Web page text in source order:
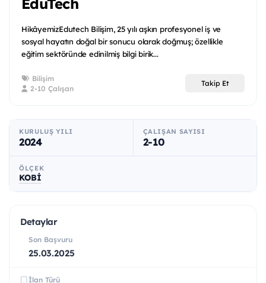
EduTech
Hikâyemiz​Edutech Bilişim, 25 yılı aşkın profesyonel iş ve
sosyal hayatın doğal bir sonucu olarak doğmuş; özellikle
eğitim sektöründe edinilmiş bilgi birik...
Bilişim
2-10 Çalışan
Takip Et
KURULUŞ YILI
2024
ÇALIŞAN SAYISI
2-10
ÖLÇEK
KOBİ
Detaylar
Son Başvuru
25.03.2025
İlan Türü